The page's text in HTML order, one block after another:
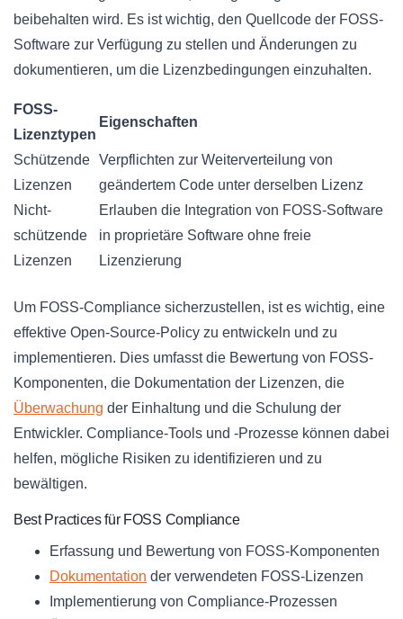
beibehalten wird. Es ist wichtig, den Quellcode der FOSS-
Software zur Verfügung zu stellen und Änderungen zu
dokumentieren, um die Lizenzbedingungen einzuhalten.
FOSS-
Lizenztypen
Eigenschaften
Schützende
Lizenzen
Verpflichten zur Weiterverteilung von
geändertem Code unter derselben Lizenz
Nicht-
schützende
Lizenzen
Erlauben die Integration von FOSS-Software
in proprietäre Software ohne freie
Lizenzierung
Um FOSS-Compliance sicherzustellen, ist es wichtig, eine
effektive Open-Source-Policy zu entwickeln und zu
implementieren. Dies umfasst die Bewertung von FOSS-
Komponenten, die Dokumentation der Lizenzen, die
Überwachung der Einhaltung und die Schulung der
Entwickler. Compliance-Tools und -Prozesse können dabei
helfen, mögliche Risiken zu identifizieren und zu
bewältigen.
Best Practices für FOSS Compliance
Erfassung und Bewertung von FOSS-Komponenten
Dokumentation der verwendeten FOSS-Lizenzen
Implementierung von Compliance-Prozessen